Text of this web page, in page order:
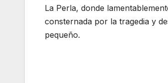
La Perla, donde
consternada por la tragedia y
pequeño.